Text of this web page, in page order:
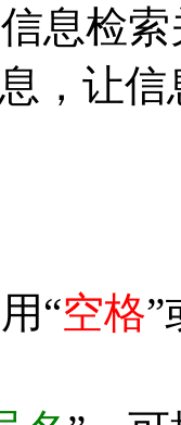
息检
，让
“空格”